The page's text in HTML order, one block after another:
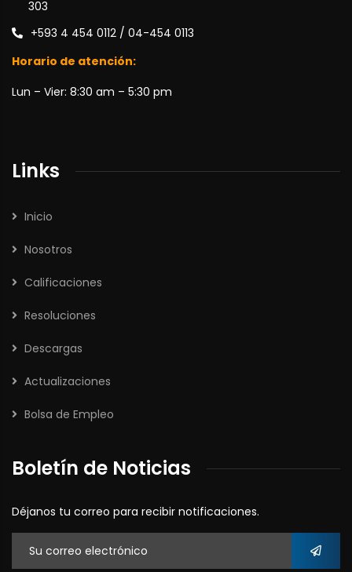
303
+593 4 454 0112 / 04-454 0113
Horario de atención:
Lun – Vier: 8:30 am – 5:30 pm
Links
Inicio
Nosotros
Calificaciones
Resoluciones
Descargas
Actualizaciones
Bolsa de Empleo
Boletín de Noticias
Déjanos tu correo para recibir notificaciones.